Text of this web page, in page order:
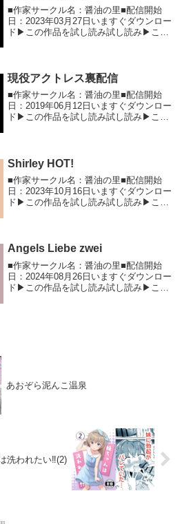
■作家サークル名：醤油の里■配信開始
日：2023年03月27日いますぐダウンロー
ド▶この作品を試し読み試し読み▶この
売日202...
現役アクトレス裏配信
■作家サークル名：醤油の里■配信開始
日：2019年06月12日いますぐダウンロー
ド▶この作品を試し読み試し読み▶この
交は無いで...
Shirley HOT!
■作家サークル名：醤油の里■配信開始
日：2023年10月16日いますぐダウンロー
ド▶この作品を試し読み試し読み▶この
名醤油の里 ...
Angels Liebe zwei
■作家サークル名：醤油の里■配信開始
日：2024年08月26日いますぐダウンロー
ド▶この作品を試し読み試し読み▶この
あおぞら泥んこ温泉
洗われたい‼(2)